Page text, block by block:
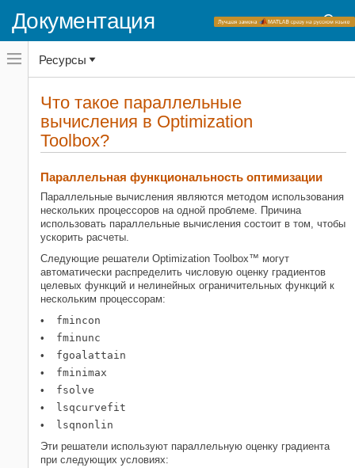
Документация
Переключатель
навигационного
меню
переключатель
навигационного
Optimization Toolbox
Установка оптимизации, основанной на
проблеме
Optimization Toolbox
Настройка Задачи Оптимизации на
Основе Решателя
Параллельные вычисления
Optimization Toolbox
Нелинейная оптимизация
Основанная на проблеме нелинейная
оптимизация
Что такое параллельные
вычисления в Optimization Toolbox?
НА ЭТОЙ СТРАНИЦЕ
Параллельная функциональность
оптимизации
Параллельная оценка градиентов
Вложенные параллельные функции
Ресурсы
Что такое параллельные
вычисления в Optimization
Toolbox?
Параллельная функциональность оптимизации
Параллельные вычисления являются методом использования
нескольких процессоров на одной проблеме. Причина
использовать параллельные вычисления состоит в том, чтобы
ускорить расчеты.
Следующие решатели Optimization Toolbox™ могут
автоматически распределить числовую оценку градиентов
целевых функций и нелинейных ограничительных функций к
нескольким процессорам:
fmincon
fminunc
fgoalattain
fminimax
fsolve
lsqcurvefit
lsqnonlin
Эти решатели используют параллельную оценку градиента
при следующих условиях: